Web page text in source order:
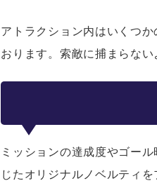
アトラクション内はいくつ
おります。索敵に捕まらな
ミッションの達成度やゴー
じたオリジナルノベルティ